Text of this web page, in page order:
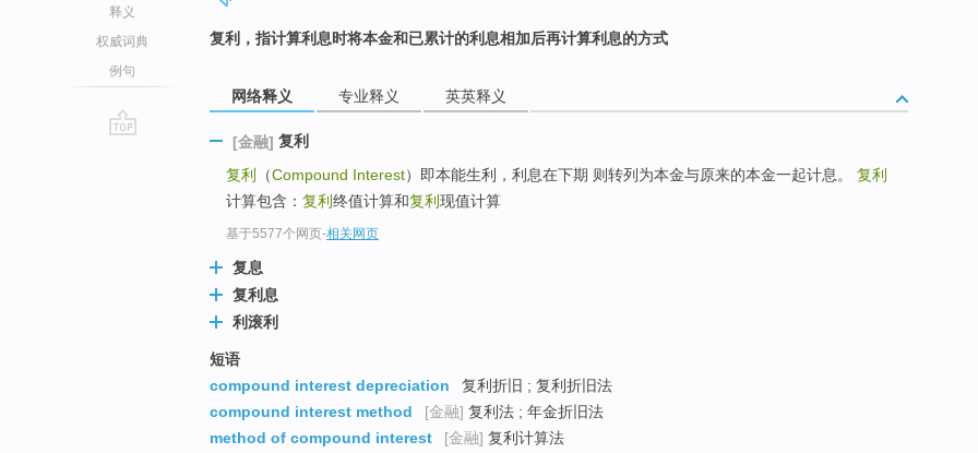
释义
权威词典
例句
复利，指计算利息时将本金和已累计的利息相加后再计算利息的方式
网络释义 专业释义 英英释义
[金融] 复利
复利
（Compound Interest）即本能生利，利息在下期 则转列为本金与原来的本金一起计息。 复利
计算包含： 复利 终值计算和复利 现值计算
基于5577个网页-相关网页
复息
复利息
利滚利
短语
compound interest depreciation
复利折旧 ; 复利折旧法
compound interest method
[金融] 复利法 ; 年金折旧法
method of compound interest
[金融] 复利计算法